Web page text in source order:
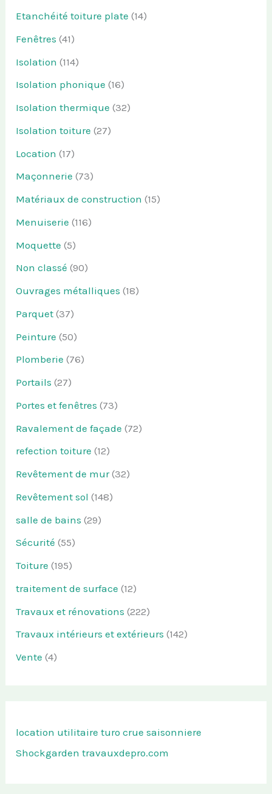
Etanchéité toiture plate (14)
Fenêtres (41)
Isolation (114)
Isolation phonique (16)
Isolation thermique (32)
Isolation toiture (27)
Location (17)
Maçonnerie (73)
Matériaux de construction (15)
Menuiserie (116)
Moquette (5)
Non classé (90)
Ouvrages métalliques (18)
Parquet (37)
Peinture (50)
Plomberie (76)
Portails (27)
Portes et fenêtres (73)
Ravalement de façade (72)
refection toiture (12)
Revêtement de mur(32)
Revêtement sol (148)
salle de bains (29)
Sécurité (55)
Toiture (195)
traitement de surface (12)
Travaux et rénovations (222)
Travaux intérieurs et extérieurs (142)
Vente (4)
location utilitaire turo crue saisonniere
Shockgarden travauxdepro.com